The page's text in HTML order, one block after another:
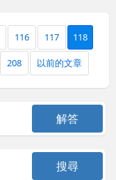
116 117 118
208 以前的文章